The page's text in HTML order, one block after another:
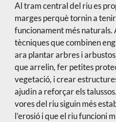
Al tram central del riu es
marges perquè tornin a
funcionament més naturals.
tècniques que combinen
ara plantar arbres i
que arrelin, fer petites
vegetació, i crear
ajudin a reforçar els
vores del riu siguin més
l’erosió i que el riu funcioni